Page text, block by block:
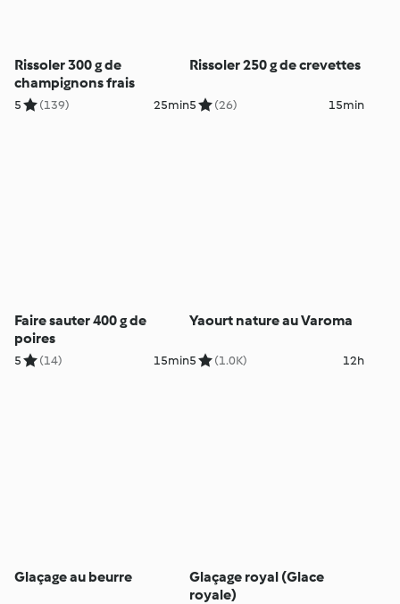
Rissoler 300 g de
champignons frais
5 (139) 25min
Rissoler 250 g de crevettes
5 (26) 15min
Faire sauter 400 g de
poires
5 (14) 15min
Yaourt nature au Varoma
5 (1.0K) 12h
Glaçage au beurre
Glaçage royal (Glace
royale)